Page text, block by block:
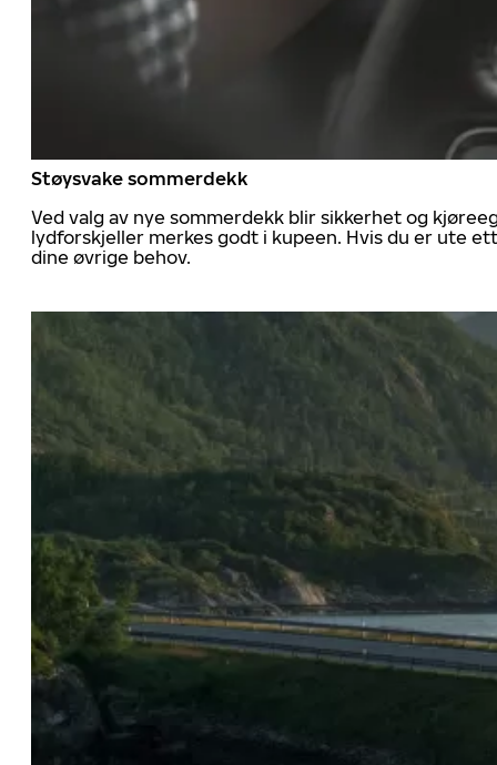
Støysvake sommerdekk
Ved valg av nye sommerdekk blir sikkerhet og
lydforskjeller merkes godt i kupeen. Hvis du er ute
dine øvrige behov.